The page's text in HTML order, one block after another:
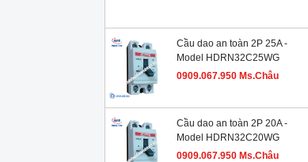
Cầu dao an toàn 2P 25A -
Model HDRN32C25WG
0909.067.950 Ms.Châu
Cầu dao an toàn 2P 20A -
Model HDRN32C20WG
0909.067.950 Ms.Châu